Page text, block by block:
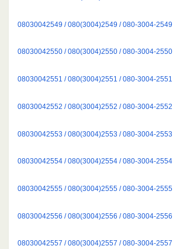
08030042549 / 080(3004)2549 / 080-3004-2549
08030042550 / 080(3004)2550 / 080-3004-2550
08030042551 / 080(3004)2551 / 080-3004-2551
08030042552 / 080(3004)2552 / 080-3004-2552
08030042553 / 080(3004)2553 / 080-3004-2553
08030042554 / 080(3004)2554 / 080-3004-2554
08030042555 / 080(3004)2555 / 080-3004-2555
08030042556 / 080(3004)2556 / 080-3004-2556
08030042557 / 080(3004)2557 / 080-3004-2557